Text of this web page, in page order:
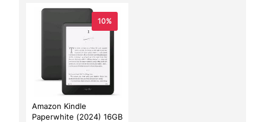
10%
Amazon Kindle
Paperwhite (2024) 16GB